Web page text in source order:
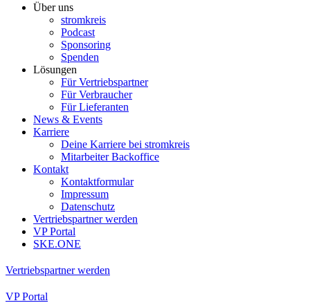
Über uns
stromkreis
Podcast
Sponsoring
Spenden
Lösungen
Für Vertriebspartner
Für Verbraucher
Für Lieferanten
News & Events
Karriere
Deine Karriere bei stromkreis
Mitarbeiter Backoffice
Kontakt
Kontaktformular
Impressum
Datenschutz
Vertriebspartner werden
VP Portal
SKE.ONE
Vertriebspartner werden
VP Portal